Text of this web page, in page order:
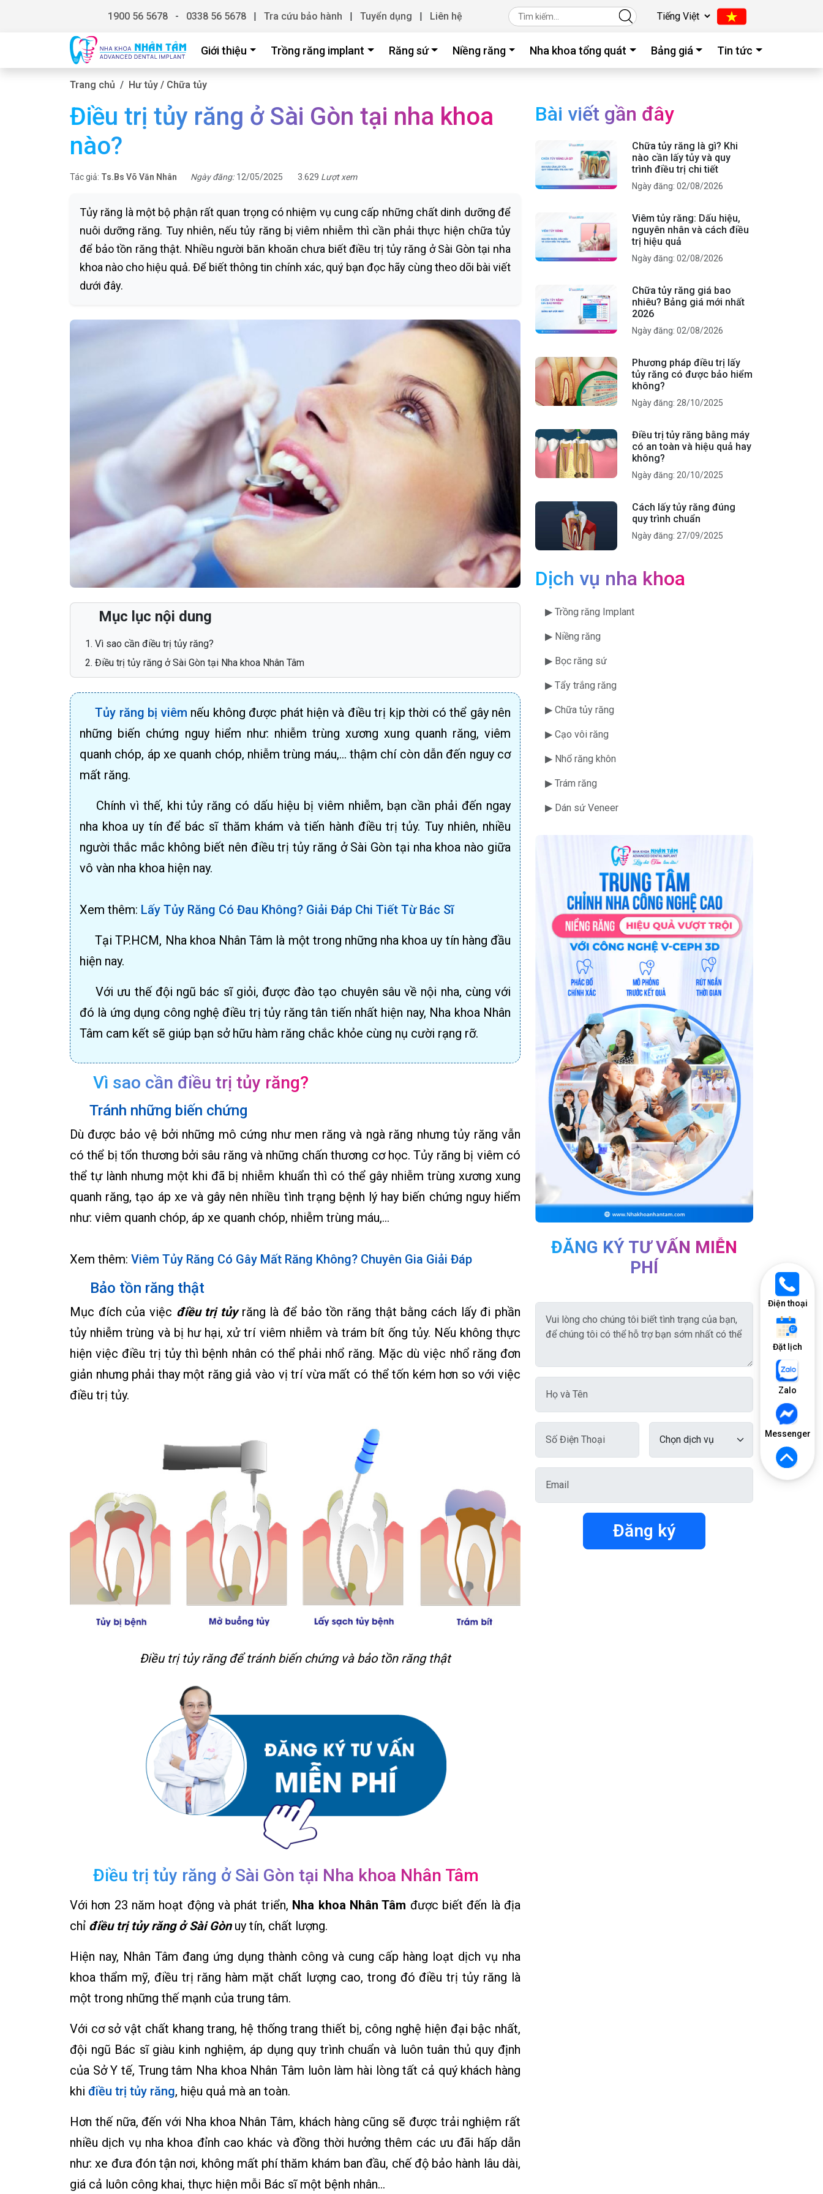
1900 56 5678 - 0338 56 5678 | Tra cứu bảo hành | Tuyển dụng | Liên hệ
Giới thiệu Trồng răng implant Răng sứ Niềng răng Nha khoa tổng quát Bảng giá Tin tức
Điện thoại
Đặt lịch
Zalo
Messenger
Trang chủ Hư tủy / Chữa tủy
Điều trị tủy răng ở Sài Gòn tại nha khoa
nào?
Tác giả: Ts.Bs Võ Văn Nhân Ngày đăng: 12/05/2025 3.629 Lượt xem
Tủy răng là một bộ phận rất quan trọng có nhiệm vụ cung cấp những chất dinh dưỡng để
nuôi dưỡng răng. Tuy nhiên, nếu tủy răng bị viêm nhiễm thì cần phải thực hiện chữa tủy
để bảo tồn răng thật. Nhiều người băn khoăn chưa biết điều trị tủy răng ở Sài Gòn tại nha
khoa nào cho hiệu quả. Để biết thông tin chính xác, quý bạn đọc hãy cùng theo dõi bài viết
dưới đây.
Mục lục nội dung
Vì sao cần điều trị tủy răng?
Điều trị tủy răng ở Sài Gòn tại Nha khoa Nhân Tâm
Tủy răng bị viêm nếu không được phát hiện và điều trị kịp thời có thể gây nên
những biến chứng nguy hiểm như: nhiễm trùng xương xung quanh răng, viêm
quanh chóp, áp xe quanh chóp, nhiễm trùng máu,… thậm chí còn dẫn đến nguy cơ
mất răng.
Chính vì thế, khi tủy răng có dấu hiệu bị viêm nhiễm, bạn cần phải đến ngay
nha khoa uy tín để bác sĩ thăm khám và tiến hành điều trị tủy. Tuy nhiên, nhiều
người thắc mắc không biết nên điều trị tủy răng ở Sài Gòn tại nha khoa nào giữa
vô vàn nha khoa hiện nay.
Xem thêm: Lấy Tủy Răng Có Đau Không? Giải Đáp Chi Tiết Từ Bác Sĩ
Tại TP.HCM, Nha khoa Nhân Tâm là một trong những nha khoa uy tín hàng đầu
hiện nay.
Với ưu thế đội ngũ bác sĩ giỏi, được đào tạo chuyên sâu về nội nha, cùng với
đó là ứng dụng công nghệ điều trị tủy răng tân tiến nhất hiện nay, Nha khoa Nhân
Tâm cam kết sẽ giúp bạn sở hữu hàm răng chắc khỏe cùng nụ cười rạng rỡ.
Vì sao cần điều trị tủy răng?
Tránh những biến chứng
Dù được bảo vệ bởi những mô cứng như men răng và ngà răng nhưng tủy răng vẫn
có thể bị tổn thương bởi sâu răng và những chấn thương cơ học. Tủy răng bị viêm có
thể tự lành nhưng một khi đã bị nhiễm khuẩn thì có thể gây nhiễm trùng xương xung
quanh răng, tạo áp xe và gây nên nhiều tình trạng bệnh lý hay biến chứng nguy hiểm
như: viêm quanh chóp, áp xe quanh chóp, nhiễm trùng máu,...
Xem thêm: Viêm Tủy Răng Có Gây Mất Răng Không? Chuyên Gia Giải Đáp
Bảo tồn răng thật
Mục đích của việc điều trị tủyrăng là để bảo tồn răng thật bằng cách lấy đi phần
tủy nhiễm trùng và bị hư hại, xử trí viêm nhiễm và trám bít ống tủy. Nếu không thực
hiện việc điều trị tủy thì bệnh nhân có thể phải nhổ răng. Mặc dù việc nhổ răng đơn
giản nhưng phải thay một răng giả vào vị trí vừa mất có thể tốn kém hơn so với việc
điều trị tủy.
Điều trị tủy răng để tránh biến chứng và bảo tồn răng thật
Điều trị tủy răng ở Sài Gòn tại Nha khoa Nhân Tâm
Với hơn 23 năm hoạt động và phát triển, Nha khoa Nhân Tâm được biết đến là địa
chỉ điều trị tủy răng ở Sài Gònuy tín, chất lượng.
Hiện nay, Nhân Tâm đang ứng dụng thành công và cung cấp hàng loạt dịch vụ nha
khoa thẩm mỹ, điều trị răng hàm mặt chất lượng cao, trong đó điều trị tủy răng là
một trong những thế mạnh của trung tâm.
Với cơ sở vật chất khang trang, hệ thống trang thiết bị, công nghệ hiện đại bậc nhất,
đội ngũ Bác sĩ giàu kinh nghiệm, áp dụng quy trình chuẩn và luôn tuân thủ quy định
của Sở Y tế, Trung tâm Nha khoa Nhân Tâm luôn làm hài lòng tất cả quý khách hàng
khi điều trị tủy răng, hiệu quả mà an toàn.
Hơn thế nữa, đến với Nha khoa Nhân Tâm, khách hàng cũng sẽ được trải nghiệm rất
nhiều dịch vụ nha khoa đỉnh cao khác và đồng thời hưởng thêm các ưu đãi hấp dẫn
như: xe đưa đón tận nơi, không mất phí thăm khám ban đầu, chế độ bảo hành lâu dài,
giá cả luôn công khai, thực hiện mỗi Bác sĩ một bệnh nhân…
Bài viết gần đây
Chữa tủy răng là gì? Khi
nào cần lấy tủy và quy
trình điều trị chi tiết
Ngày đăng: 02/08/2026
Viêm tủy răng: Dấu hiệu,
nguyên nhân và cách điều
trị hiệu quả
Ngày đăng: 02/08/2026
Chữa tủy răng giá bao
nhiêu? Bảng giá mới nhất
2026
Ngày đăng: 02/08/2026
Phương pháp điều trị lấy
tủy răng có được bảo hiểm
không?
Ngày đăng: 28/10/2025
Điều trị tủy răng bằng máy
có an toàn và hiệu quả hay
không?
Ngày đăng: 20/10/2025
Cách lấy tủy răng đúng
quy trình chuẩn
Ngày đăng: 27/09/2025
Dịch vụ nha khoa
▶ Trồng răng Implant
▶ Niềng răng
▶ Bọc răng sứ
▶ Tẩy trắng răng
▶ Chữa tủy răng
▶ Cạo vôi răng
▶ Nhổ răng khôn
▶ Trám răng
▶ Dán sứ Veneer
ĐĂNG KÝ TƯ VẤN MIỄN
PHÍ
Đăng ký